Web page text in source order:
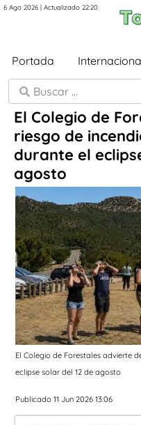
6 Ago 2026 | Actualizado 22:20
Portada
El Colegio de
riesgo de
durante el
agosto
El Colegio de Forestales advierte
eclipse solar del 12 de agosto
Publicado 11 Jun 2026 13:06